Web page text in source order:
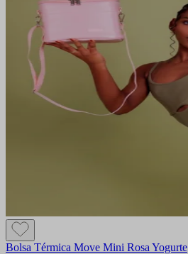
Bolsa Térmica Move Mini Rosa Yogurte